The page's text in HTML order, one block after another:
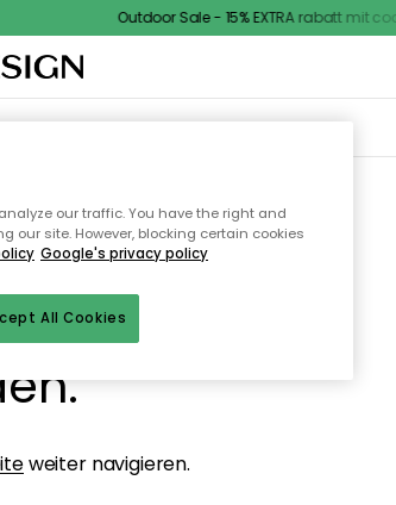
Outdoor Sale - 15% EXTRA rabatt mit code
KÜCHEAUFBEWAHRUNGOUTDOOR-MÖBEL
wurde nicht
weiter navigieren.
our traffic. You have the right and
our site. However, blocking certain cookies
Google's privacy policy
All Cookies